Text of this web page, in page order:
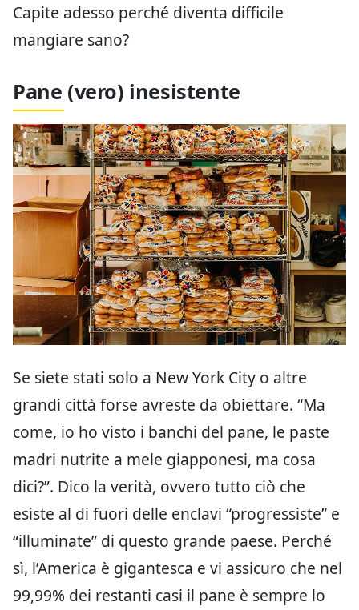
Capite adesso perché diventa difficile
mangiare sano?
Pane (vero) inesistente
Se siete stati solo a New York City o altre
grandi città forse avreste da obiettare. “Ma
come, io ho visto i banchi del pane, le paste
madri nutrite a mele giapponesi, ma cosa
dici?”. Dico la verità, ovvero tutto ciò che
esiste al di fuori delle enclavi “progressiste” e
“illuminate” di questo grande paese. Perché
sì, l’America è gigantesca e vi assicuro che nel
99,99% dei restanti casi il pane è sempre lo